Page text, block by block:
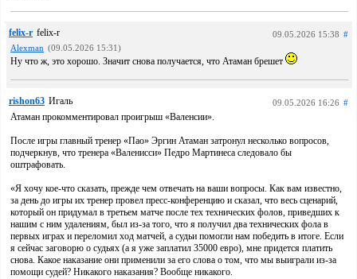
felix-r felix-r 09.05.2026 15:38 #
Alexman (09.05.2026 15:31)
Ну что ж, это хорошо. Значит снова получается, что Атаман брешет
rishon63 Игаль 09.05.2026 16:26 #
Атаман прокомментировал проигрыш «Валенсии».
После игры главный тренер «Пао» Эргин Атаман затронул несколько вопросов,
подчеркнув, что тренера «Валенисси» Педро Мартинеса следовало бы
оштрафовать.
«Я хочу кое-что сказать, прежде чем отвечать на ваши вопросы. Как вам известно,
за день до игры их тренер провел пресс-конференцию и сказал, что весь сценарий,
который он придумал в третьем матче после тех технических фолов, приведших к
нашим с ним удалениям, был из-за того, что я получил два технических фола в
первых играх и переломил ход матчей, а судьи помогли нам победить в итоге. Если
я сейчас заговорю о судьях (а я уже заплатил 35000 евро), мне придется платить
снова. Какое наказание они применили за его слова о том, что мы выиграли из-за
помощи судей? Никакого наказания? Вообще никакого.